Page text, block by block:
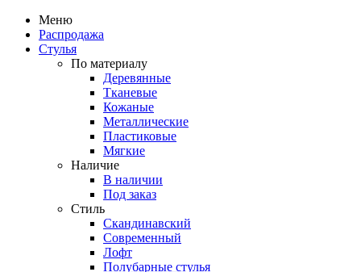
Меню
Распродажа
Стулья
По материалу
Деревянные
Тканевые
Кожаные
Металлические
Пластиковые
Мягкие
Наличие
В наличии
Под заказ
Стиль
Скандинавский
Современный
Лофт
Полубарные стулья